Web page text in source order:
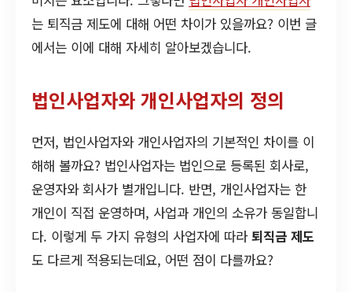
는 퇴직금 제도에 대해 어떤 차이가 있을까요? 이번 글
에서는 이에 대해 자세히 알아보겠습니다.
법인사업자와 개인사업자의 정의
먼저, 법인사업자와 개인사업자의 기본적인 차이를 이
해해 볼까요? 법인사업자는 법인으로 등록된 회사로,
운영자와 회사가 별개입니다. 반면, 개인사업자는 한
개인이 직접 운영하며, 사업과 개인의 소유가 동일합니
다. 이렇게 두 가지 유형의 사업자에 따라퇴직금 제도
도 다르게 적용되는데요, 어떤 점이 다를까요?